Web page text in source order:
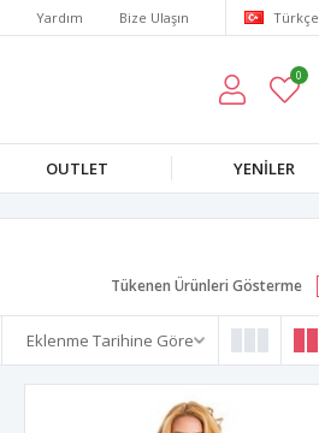
Yardım Bize Ulaşın Türkçe
0
OUTLET YENILER
Tükenen Ürünleri Gösterme